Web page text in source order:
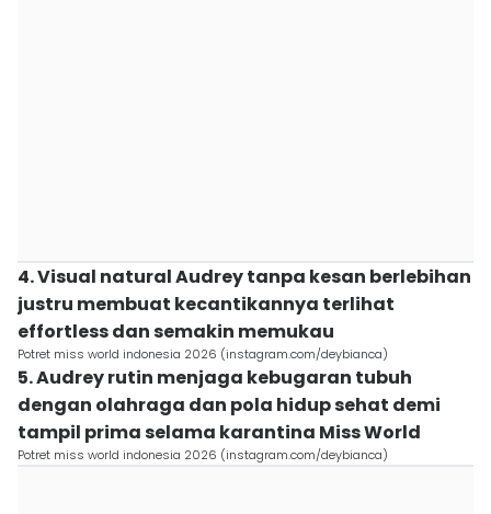
4. Visual natural Audrey tanpa kesan berlebihan
justru membuat kecantikannya terlihat
effortless dan semakin memukau
Potret miss world indonesia 2026 (instagram.com/deybianca)
5. Audrey rutin menjaga kebugaran tubuh
dengan olahraga dan pola hidup sehat demi
tampil prima selama karantina Miss World
Potret miss world indonesia 2026 (instagram.com/deybianca)